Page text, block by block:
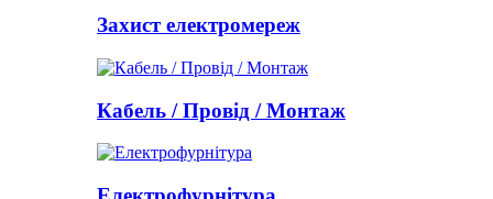
Захист електромереж
Кабель / Провід / Монтаж